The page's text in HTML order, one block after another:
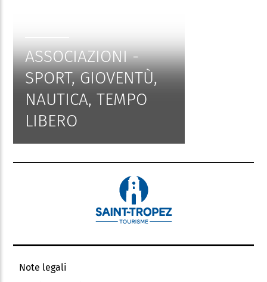
ASSOCIAZIONI -
SPORT, GIOVENTÙ,
NAUTICA, TEMPO
LIBERO
Note legali